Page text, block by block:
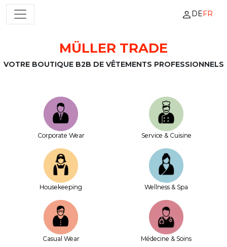
Passer au contenu
NAVIGATION PRINCIPALE DEFR
MÜLLER TRADE
VOTRE BOUTIQUE B2B DE VÊTEMENTS PROFESSIONNELS
Corporate Wear Service & Cuisine
House­keeping Wellness & Spa
Casual Wear Médecine & Soins